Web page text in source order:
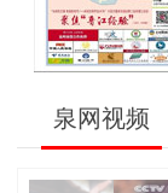
泉网视频